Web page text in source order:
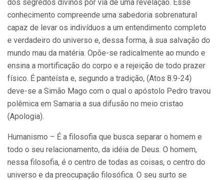
dos segredos divinos por via de uma revelação. Esse
conhecimento compreende uma sabedoria sobrenatural
capaz de levar os indivíduos a um entendimento completo
e verdadeiro do universo e, dessa forma, à sua salvação do
mundo mau da matéria. Opõe-se radicalmente ao mundo e
ensina a mortificação do corpo e a rejeição de todo prazer
físico. É panteísta e, segundo a tradição, (Atos 8.9-24)
deve-se a Simão Mago com o qual o apóstolo Pedro travou
polêmica em Samaria a sua difusão no meio cristao
(Apologia).
Humanismo – É a filosofia que busca separar o homem e
todo o seu relacionamento, da idéia de Deus. O homem,
nessa filosofia, é o centro de todas as coisas, o centro do
universo e da preocupação filosófica. O seu surto se